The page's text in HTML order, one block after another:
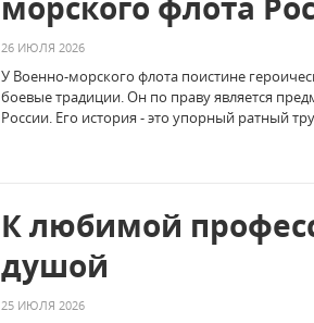
26 ИЮЛЯ 2026
У Военно-морского флота поистине
боевые традиции. Он по праву является
России. Его история - это упорный ратный
К любимой
душой
25 ИЮЛЯ 2026